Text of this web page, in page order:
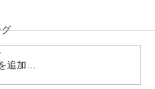
追加…